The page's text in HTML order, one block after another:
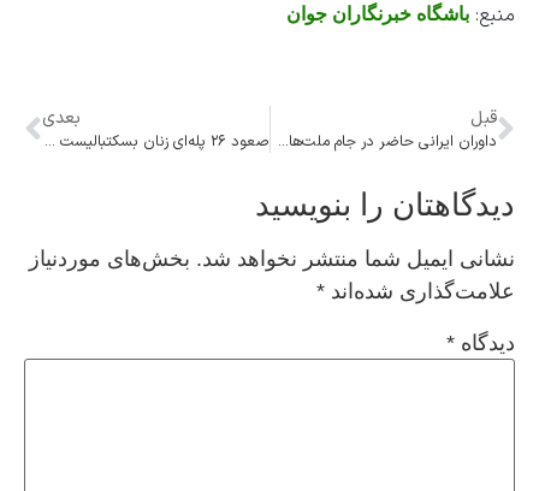
منبع: باشگاه خبرنگاران جوان
قبل
داوران ایرانی حاضر در جام ملت‌های فوتبال آسیا مشخص شدند
بعدی
صعود ۲۶ پله‌ای زنان بسکتبالیست کشورمان در رده بندی جهانی
دیدگاهتان را بنویسید
نشانی ایمیل شما منتشر نخواهد شد. بخش‌های موردنیاز
علامت‌گذاری شده‌اند *
دیدگاه *